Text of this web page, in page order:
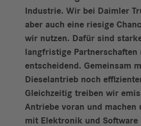
Industrie. Wir bei Daimler
aber auch eine riesige
wir nutzen. Dafür sind
langfristige Partnerschaften
entscheidend. Gemeinsam
Dieselantrieb noch
Gleichzeitig treiben wir
Antriebe voran und machen
mit Elektronik und Software